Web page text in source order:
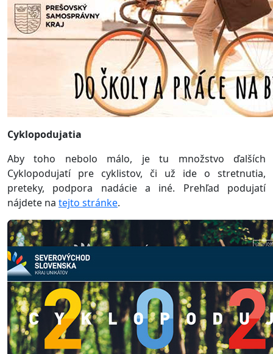
Cyklopodujatia
Aby toho nebolo málo, je tu množstvo ďalších
Cyklopodujatí pre cyklistov, či už ide o stretnutia,
preteky, podpora nadácie a iné. Prehľad podujatí
nájdete na tejto stránke.